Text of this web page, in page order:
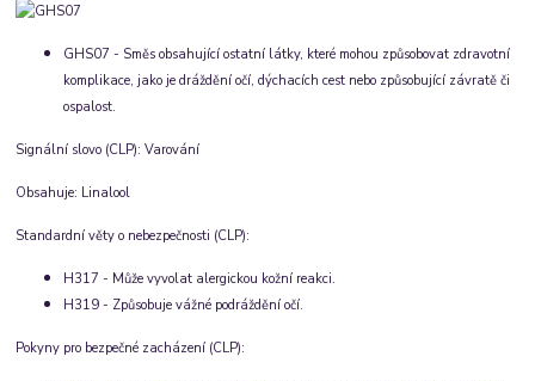
GHS07 - Směs obsahující ostatní látky, které mohou způsobovat zdravotní
komplikace, jako je dráždění očí, dýchacích cest nebo způsobující závratě či
ospalost.
Signální slovo (CLP):Varování
Obsahuje: Linalool
Standardní věty o nebezpečnosti (CLP):
H317 - Může vyvolat alergickou kožní reakci.
H319 - Způsobuje vážné podráždění očí.
Pokyny pro bezpečné zacházení (CLP):